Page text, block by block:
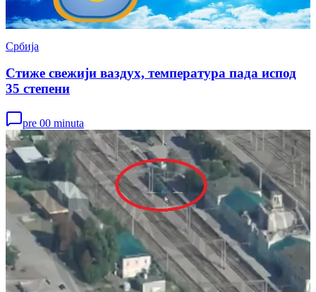
Србија
Стиже свежији ваздух, температура пада испод
35 степени
pre 00 minuta